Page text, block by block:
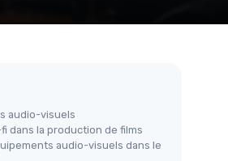
audio-visuels
dans la production de films
audio-visuels dans le